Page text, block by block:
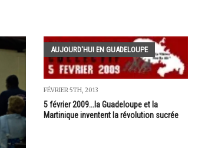
AUJOURD'HUI EN GUADELOUPE
FÉVRIER 5TH, 2013
5 février 2009...la Guadeloupe et la
Martinique inventent la révolution sucrée